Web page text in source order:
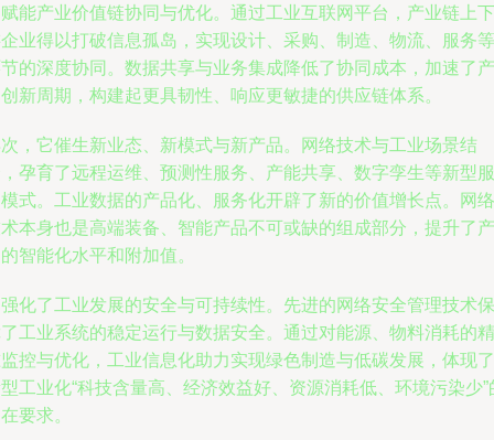
能产业价值链协同与优化。通过工业互联网平台，产业链上下
业得以打破信息孤岛，实现设计、采购、制造、物流、服务等
的深度协同。数据共享与业务集成降低了协同成本，加速了产
新周期，构建起更具韧性、响应更敏捷的供应链体系。
，它催生新业态、新模式与新产品。网络技术与工业场景结
孕育了远程运维、预测性服务、产能共享、数字孪生等新型服
式。工业数据的产品化、服务化开辟了新的价值增长点。网络
本身也是高端装备、智能产品不可或缺的组成部分，提升了产
智能化水平和附加值。
化了工业发展的安全与可持续性。先进的网络安全管理技术保
工业系统的稳定运行与数据安全。通过对能源、物料消耗的精
控与优化，工业信息化助力实现绿色制造与低碳发展，体现了
工业化“科技含量高、经济效益好、资源消耗低、环境污染少”
要求。